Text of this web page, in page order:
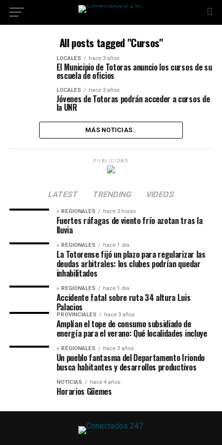
All posts tagged "Cursos"
LOCALES hace 3 años
El Municipio de Totoras anuncio los cursos de su
escuela de oficios
LOCALES hace 3 años
Jóvenes de Totoras podrán acceder a cursos de
la UNR
MÁS NOTICIAS..
PUBLICIDAD
LATEST TRENDING VIDEOS
» REGIONALES hace 3 horas
Fuertes ráfagas de viento frío azotan tras la
lluvia
» REGIONALES hace 1 día
La Totorense fijó un plazo para regularizar las
deudas arbitrales: los clubes podrían quedar
inhabilitados
» REGIONALES hace 1 día
Accidente fatal sobre ruta 34 altura Luis
Palacios
PROVINCIALES hace 3 años
Amplían el tope de consumo subsidiado de
energía para el verano: Qué localidades incluye
» REGIONALES hace 3 años
Un pueblo fantasma del Departamento Iriondo
busca habitantes y desarrollos productivos
NOTICIAS hace 4 años
Horarios Güemes